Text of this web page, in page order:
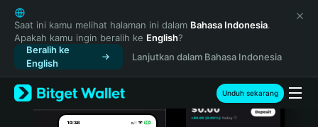
English
日本語
Tiếng Việt
Русский
Español (Latinoamérica)
Türkçe
Italiano
Saat ini kamu melihat halaman ini dalam Bahasa Indonesia.
Apakah kamu ingin beralih ke English?
Beralih ke
English
Lanjutkan dalam Bahasa Indonesia
Unduh sekarang